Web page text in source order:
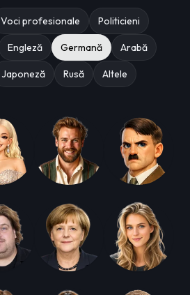
Voci profesionale Politicieni
Engleză Germană Arabă
Japoneză Rusă Altele